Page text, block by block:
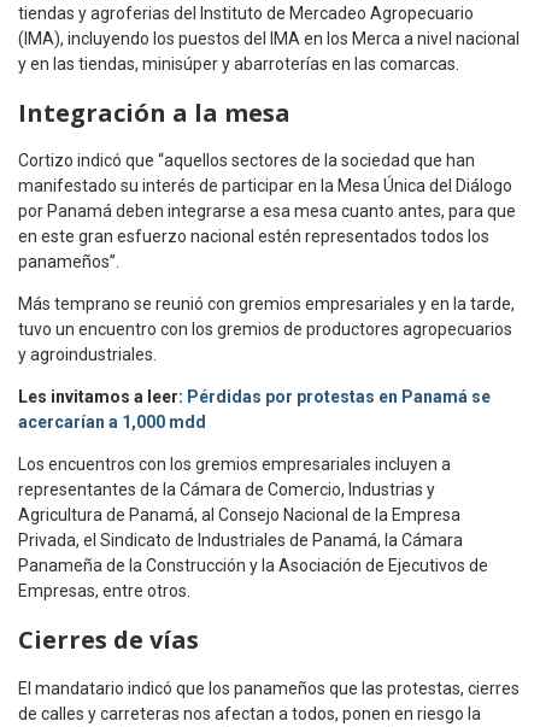
tiendas y agroferias del Instituto de Mercadeo Agropecuario
(IMA), incluyendo los puestos del IMA en los Merca a nivel nacional
y en las tiendas, minisúper y abarroterías en las comarcas.
Integración a la mesa
Cortizo indicó que “aquellos sectores de la sociedad que han
manifestado su interés de participar en la Mesa Única del Diálogo
por Panamá deben integrarse a esa mesa cuanto antes, para que
en este gran esfuerzo nacional estén representados todos los
panameños”.
Más temprano se reunió con gremios empresariales y en la tarde,
tuvo un encuentro con los gremios de productores agropecuarios
y agroindustriales.
Les invitamos a leer: Pérdidas por protestas en Panamá se
acercarían a 1,000 mdd
Los encuentros con los gremios empresariales incluyen a
representantes de la Cámara de Comercio, Industrias y
Agricultura de Panamá, al Consejo Nacional de la Empresa
Privada, el Sindicato de Industriales de Panamá, la Cámara
Panameña de la Construcción y la Asociación de Ejecutivos de
Empresas, entre otros.
Cierres de vías
El mandatario indicó que los panameños que las protestas, cierres
de calles y carreteras nos afectan a todos, ponen en riesgo la